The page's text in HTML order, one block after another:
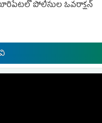
పోలీసుల ఓవ‌రాక్ష‌న్‌